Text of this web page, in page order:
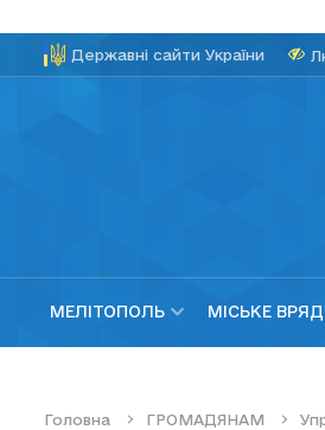
Державні сайти України
МЕЛІТОПОЛЬ МІСЬКЕ
Головна ГРОМАДЯНАМ